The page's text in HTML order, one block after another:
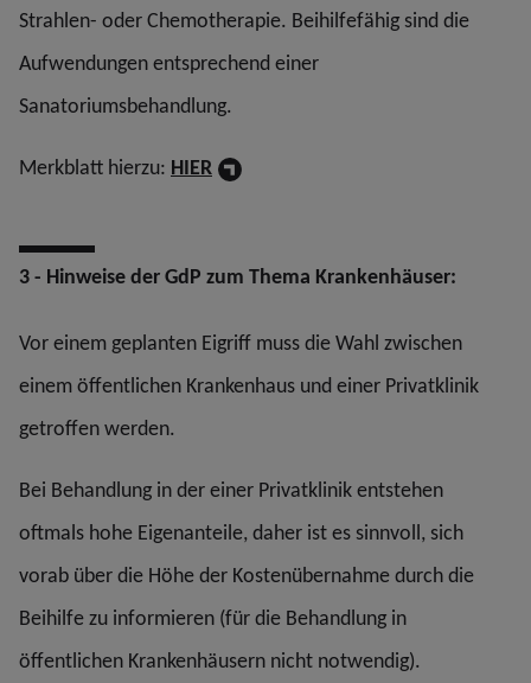
Strahlen- oder Chemotherapie. Beihilfefähig sind die
Aufwendungen entsprechend einer
Sanatoriumsbehandlung.
Merkblatt hierzu: HIER
3 - Hinweise der GdP zum Thema Krankenhäuser:
Vor einem geplanten Eigriff muss die Wahl zwischen
einem öffentlichen Krankenhaus und einer Privatklinik
getroffen werden.
Bei Behandlung in der einer Privatklinik entstehen
oftmals hohe Eigenanteile, daher ist es sinnvoll, sich
vorab über die Höhe der Kostenübernahme durch die
Beihilfe zu informieren (für die Behandlung in
öffentlichen Krankenhäusern nicht notwendig).